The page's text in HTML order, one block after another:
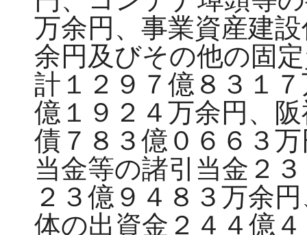
万余円、事業資産建
余円及びその他の固
計１２９７億８３１
億１９２４万余円、
債７８３億０６６３
当金等の諸引当金２
２３億９４８３万余
体の出資金２４４億